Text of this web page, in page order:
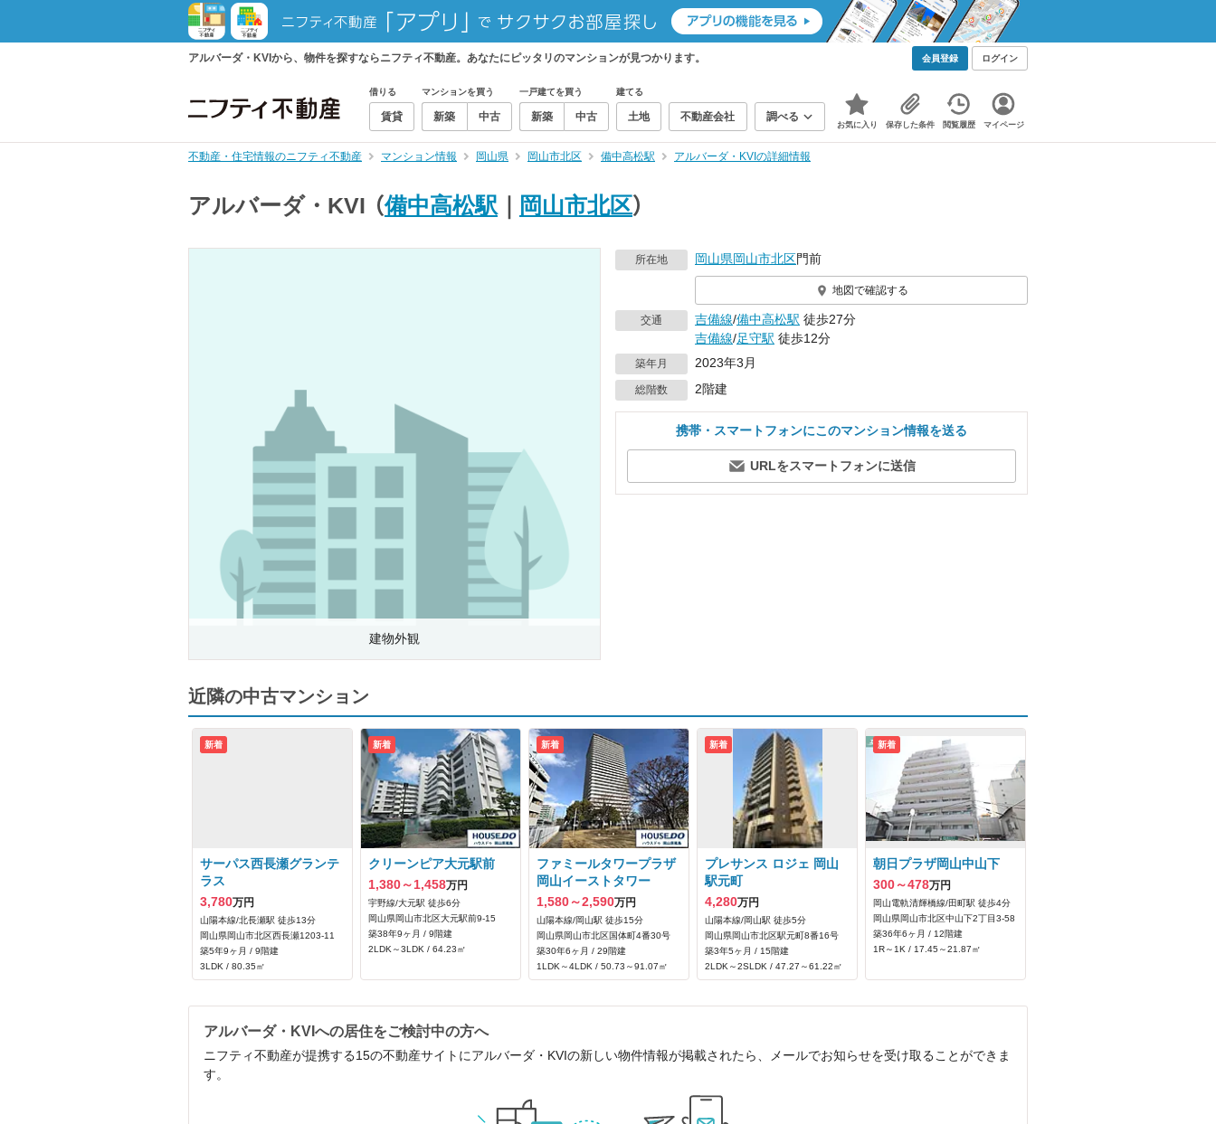
アルバーダ・KVIから、物件を探すならニフティ不動産。あなたにピッタリのマンションが見つかります。 会員登録 ログイン
借りる
賃貸
マンションを買う
新築 中古
一戸建てを買う
新築 中古
建てる
土地 不動産会社 調べる
お気に入り 保存した条件 閲覧履歴 マイページ
不動産・住宅情報のニフティ不動産 マンション情報 岡山県 岡山市北区 備中高松駅 アルバーダ・KVIの詳細情報
アルバーダ・KVI （備中高松駅 岡山市北区）
建物外観
所在地 岡山県岡山市北区門前
地図で確認する
交通 吉備線/備中高松駅 徒歩27分
吉備線/足守駅 徒歩12分
築年月 2023年3月
総階数 2階建
携帯・スマートフォンにこのマンション情報を送る
URLをスマートフォンに送信
近隣の中古マンション
新着
サーパス西長瀬グランテ
ラス
3,780万円
山陽本線/北長瀬駅 徒歩13分
岡山県岡山市北区西長瀬1203‐11
築5年9ヶ月 / 9階建
3LDK / 80.35㎡
新着
クリーンピア大元駅前
1,380～1,458万円
宇野線/大元駅 徒歩6分
岡山県岡山市北区大元駅前9-15
築38年9ヶ月 / 9階建
2LDK～3LDK / 64.23㎡
新着
ファミールタワープラザ
岡山イーストタワー
1,580～2,590万円
山陽本線/岡山駅 徒歩15分
岡山県岡山市北区国体町4番30号
築30年6ヶ月 / 29階建
1LDK～4LDK / 50.73～91.07㎡
新着
プレサンス ロジェ 岡山
駅元町
4,280万円
山陽本線/岡山駅 徒歩5分
岡山県岡山市北区駅元町8番16号
築3年5ヶ月 / 15階建
2LDK～2SLDK / 47.27～61.22㎡
新着
朝日プラザ岡山中山下
300～478万円
岡山電軌清輝橋線/田町駅 徒歩4分
岡山県岡山市北区中山下2丁目3-58
築36年6ヶ月 / 12階建
1R～1K / 17.45～21.87㎡
アルバーダ・KVIへの居住をご検討中の方へ
ニフティ不動産が提携する15の不動産サイトにアルバーダ・KVIの新しい物件情報が掲載されたら、メールでお知らせを受け取ることができま
す。